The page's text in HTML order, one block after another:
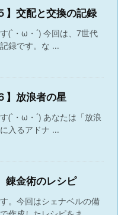
】交配と交換の記録
(`・ω・´) 今回は、7世代
録です。な ...
】放浪者の星
(`・ω・´) あなたは「放浪
入るアドナ ...
錬金術のレシピ
。今回はシェナベルの備